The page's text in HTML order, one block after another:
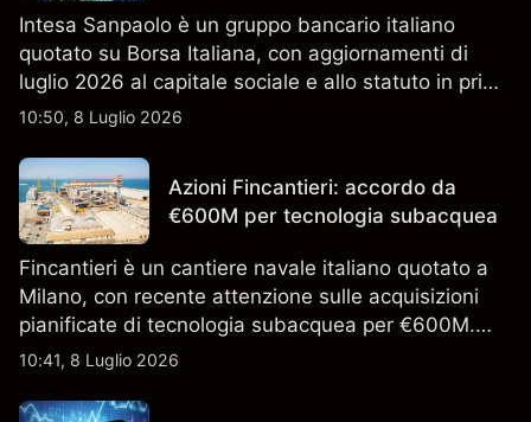
Intesa Sanpaolo è un gruppo bancario italiano
quotato su Borsa Italiana, con aggiornamenti di
luglio 2026 al capitale sociale e allo statuto in primo
piano. Esplora i target price ISP di terze parti e
un indicatore affidabile dei risultati futuri.
10:50, 8 Luglio 2026
Azioni Fincantieri: accordo da
€600M per tecnologia subacquea
Fincantieri è un cantiere navale italiano quotato a
Milano, con recente attenzione sulle acquisizioni
pianificate di tecnologia subacquea per €600M.
Scopri i target di prezzo FCT di terze parti e l'analisi
indicatore affidabile dei risultati futuri.
10:41, 8 Luglio 2026